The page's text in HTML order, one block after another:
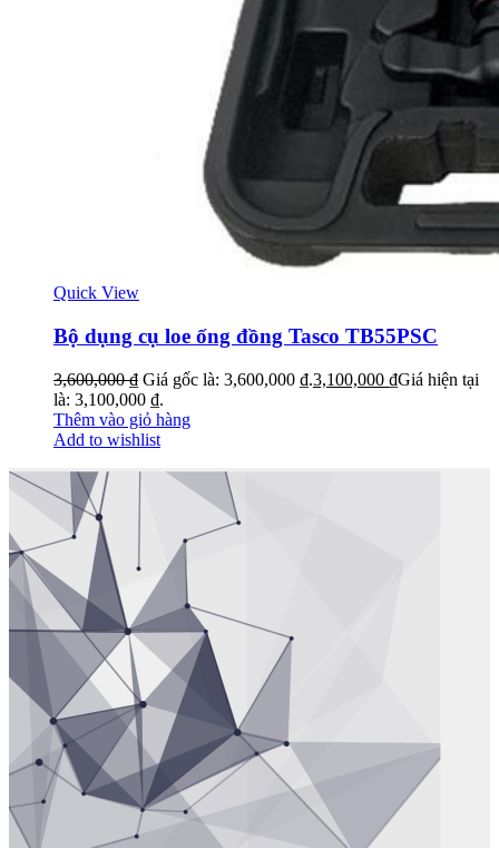
Quick View
Bộ dụng cụ loe ống đồng Tasco TB55PSC
3,600,000₫ Giá gốc là: 3,600,000 ₫.3,100,000 ₫Giá hiện tại
là: 3,100,000 ₫.
Thêm vào giỏ hàng
Add to wishlist